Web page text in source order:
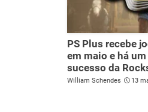
PS Plus recebe
em maio e há
sucesso da
William Schendes 13